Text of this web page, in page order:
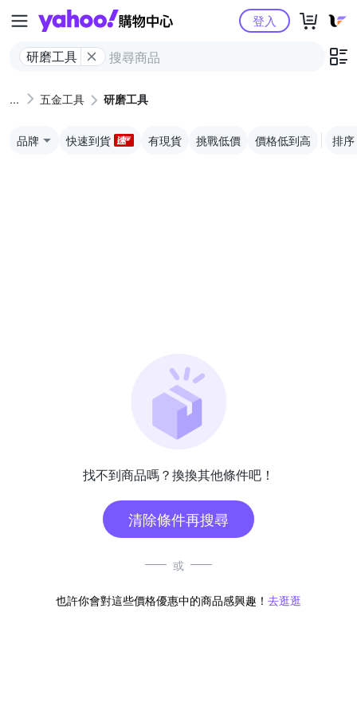
Yahoo購物中心
研磨工具
登入
五金工具 研磨工具
品牌 快速到貨 有現貨 挑戰低價 價格低到高 排序
找不到商品嗎？換換其他條件吧！
清除條件再搜尋
或
也許你會對這些價格優惠中的商品感興趣！ 去逛逛